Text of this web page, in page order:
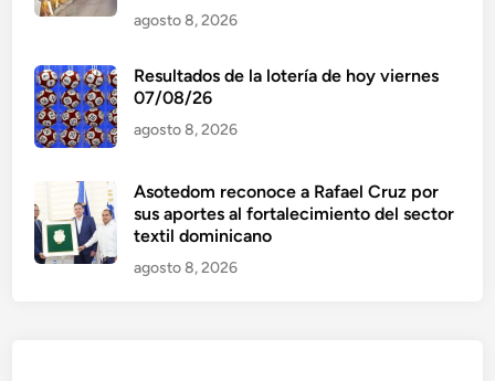
agosto 8, 2026
Resultados de la lotería de hoy viernes
07/08/26
agosto 8, 2026
Asotedom reconoce a Rafael Cruz por
sus aportes al fortalecimiento del sector
textil dominicano
agosto 8, 2026